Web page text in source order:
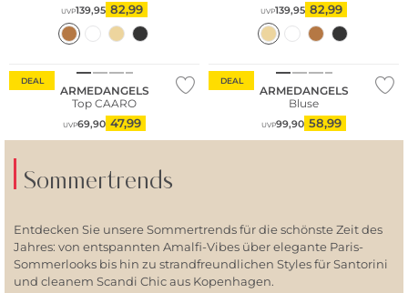
UVP139,95 82,99 UVP139,95 82,99
DEAL
Nachhaltig
ARMEDANGELS
Top CAARO
UVP69,90 47,99
DEAL
Nachhaltig
ARMEDANGELS
Bluse
UVP99,90 58,99
Sommertrends
Entdecken Sie unsere Sommertrends für die schönste Zeit des
Jahres: von entspannten Amalfi-Vibes über elegante Paris-
Sommerlooks bis hin zu strandfreundlichen Styles für Santorini
und cleanem Scandi Chic aus Kopenhagen.